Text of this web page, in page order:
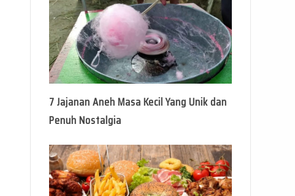
7 Jajanan Aneh Masa Kecil Yang Unik dan
Penuh Nostalgia